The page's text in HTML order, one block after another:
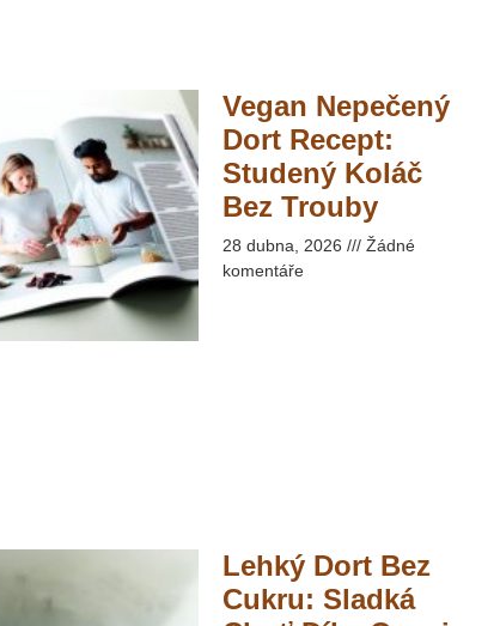
Vegan Nepečený
Dort Recept:
Studený Koláč
Bez Trouby​
28 dubna, 2026
Žádné
komentáře
Lehký Dort Bez
Cukru: Sladká